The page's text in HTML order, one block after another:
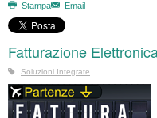
Stampa Email
Fatturazione
Soluzioni Integrate